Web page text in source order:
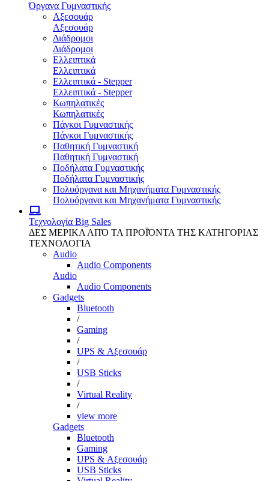
Όργανα Γυμναστικής
Αξεσουάρ
Αξεσουάρ
Διάδρομοι
Διάδρομοι
Ελλειπτικά
Ελλειπτικά
Ελλειπτικά - Stepper
Ελλειπτικά - Stepper
Κωπηλατικές
Κωπηλατικές
Πάγκοι Γυμναστικής
Πάγκοι Γυμναστικής
Παθητική Γυμναστική
Παθητική Γυμναστική
Ποδήλατα Γυμναστικής
Ποδήλατα Γυμναστικής
Πολυόργανα και Μηχανήματα Γυμναστικής
Πολυόργανα και Μηχανήματα Γυμναστικής
Τεχνολογία Big Sales
ΔΕΣ ΜΕΡΙΚΑ ΑΠΌ ΤΑ ΠΡΟΪΌΝΤΑ ΤΗΣ ΚΑΤΗΓΟΡΙΑΣ
ΤΕΧΝΟΛΟΓΙΑ
Audio
Audio Components
Audio
Audio Components
Gadgets
Bluetooth
/
Gaming
/
UPS & Αξεσουάρ
/
USB Sticks
/
Virtual Reality
/
view more
Gadgets
Bluetooth
Gaming
UPS & Αξεσουάρ
USB Sticks